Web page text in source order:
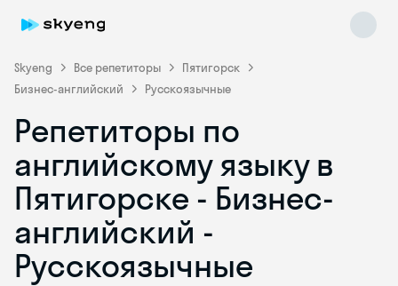
Skyeng Все репетиторы
Пятигорск
Бизнес-английский
Русскоязычные
Репетиторы по
английскому языку в
Пятигорске - Бизнес-
английский -
Русскоязычные
Skyeng Chat